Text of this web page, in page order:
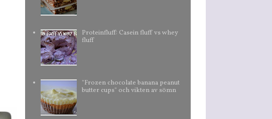
Proteinfluff: Casein fluff vs whey
fluff
"Frozen chocolate banana peanut
butter cups" och vikten av sömn